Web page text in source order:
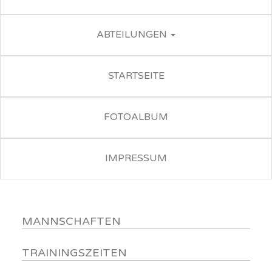
ABTEILUNGEN
STARTSEITE
FOTOALBUM
IMPRESSUM
MANNSCHAFTEN
TRAININGSZEITEN